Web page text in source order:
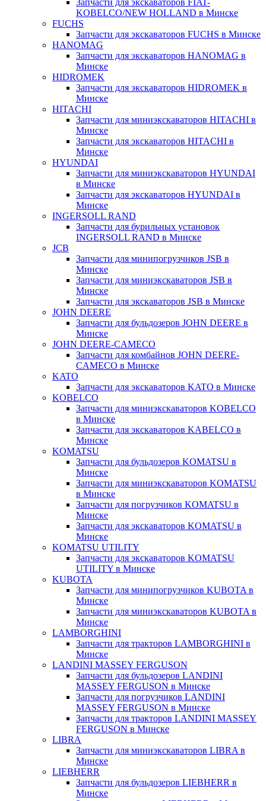
Запчасти для экскаваторов FIAT-
KOBELCO/NEW HOLLAND в Минске
FUCHS
Запчасти для экскаваторов FUCHS в Минске
HANOMAG
Запчасти для экскаваторов HANOMAG в
Минске
HIDROMEK
Запчасти для экскаваторов HIDROMEK в
Минске
HITACHI
Запчасти для миниэкскаваторов HITACHI в
Минске
Запчасти для экскаваторов HITACHI в
Минске
HYUNDAI
Запчасти для миниэкскаваторов HYUNDAI
в Минске
Запчасти для экскаваторов HYUNDAI в
Минске
INGERSOLL RAND
Запчасти для бурильных установок
INGERSOLL RAND в Минске
JCB
Запчасти для минипогрузчиков JSB в
Минске
Запчасти для миниэкскаваторов JSB в
Минске
Запчасти для экскаваторов JSB в Минске
JOHN DEERE
Запчасти для бульдозеров JOHN DEERE в
Минске
JOHN DEERE-CAMECO
Запчасти для комбайнов JOHN DEERE-
CAMECO в Минске
KATO
Запчасти для экскаваторов KATO в Минске
KOBELCO
Запчасти для миниэкскаваторов KOBELCO
в Минске
Запчасти для экскаваторов KABELCO в
Минске
KOMATSU
Запчасти для бульдозеров KOMATSU в
Минске
Запчасти для миниэкскаваторов KOMATSU
в Минске
Запчасти для погрузчиков KOMATSU в
Минске
Запчасти для экскаваторов KOMATSU в
Минске
KOMATSU UTILITY
Запчасти для экскаваторов KOMATSU
UTILITY в Минске
KUBOTA
Запчасти для минипогрузчиков KUBOTA в
Минске
Запчасти для миниэкскаваторов KUBOTA в
Минске
LAMBORGHINI
Запчасти для тракторов LAMBORGHINI в
Минске
LANDINI MASSEY FERGUSON
Запчасти для бульдозеров LANDINI
MASSEY FERGUSON в Минске
Запчасти для погрузчиков LANDINI
MASSEY FERGUSON в Минске
Запчасти для тракторов LANDINI MASSEY
FERGUSON в Минске
LIBRA
Запчасти для миниэкскаваторов LIBRA в
Минске
LIEBHERR
Запчасти для бульдозеров LIEBHERR в
Минске